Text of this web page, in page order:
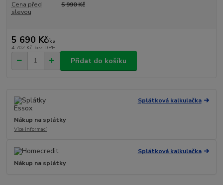
Cena před
slevou
5 990 Kč
5 690 Kč/ks
4 702 Kč bez DPH
Přidat do košíku
Splátková kalkulačka
Nákup na splátky
Více informací
Splátková kalkulačka
Nákup na splátky